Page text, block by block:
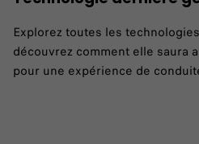
Explorez toutes les
découvrez comment elle saura
pour une expérience de